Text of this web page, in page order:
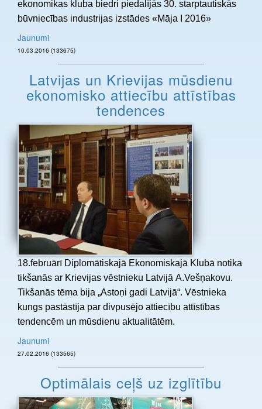
ekonomikas kluba biedri piedalījās 30. starptautiskās
būvniecības industrijas izstādes «Māja I 2016»
Jaunumi
10.03.2016 (133675)
Latvijas un Krievijas mūsdienu
ekonomisko attiecību attīstības
tendences
18.februārī Diplomātiskajā Ekonomiskajā Klubā notika
tikšanās ar Krievijas vēstnieku Latvijā A.Vešņakovu.
Tikšanās tēma bija „Astoņi gadi Latvijā“. Vēstnieka
kungs pastāstīja par divpusējo attiecību attīstības
tendencēm un mūsdienu aktualitātēm.
Jaunumi
27.02.2016 (133565)
Optimālais ceļš uz izglītību